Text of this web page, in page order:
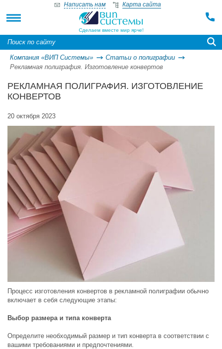
Сделаем вместе мир ярче!
Написать нам Карта сайта
Компания «ВИП Системы»
Статьи о полиграфии
Рекламная полиграфия. Изготовление конвертов
РЕКЛАМНАЯ ПОЛИГРАФИЯ. ИЗГОТОВЛЕНИЕ
КОНВЕРТОВ
20 октября 2023
Процесс изготовления конвертов в рекламной полиграфии обычно
включает в себя следующие этапы:
Выбор размера и типа конверта
Определите необходимый размер и тип конверта в соответствии с
вашими требованиями и предпочтениями.